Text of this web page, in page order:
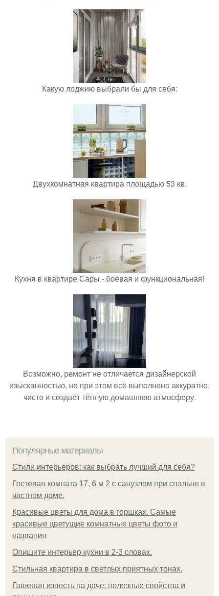
Какую лоджию выбрали бы для себя:
Двухкомнатная квартира площадью 53 кв.
Кухня в квартире Сары - боевая и функциональная!
Возможно, ремонт не отличается дизайнерской
изысканностью, но при этом всё выполнено аккуратно,
чисто и создаёт тёплую домашнюю атмосферу.
Популярные материалы
Стили интерьеров: как выбрать лучший для себя?
Гостевая комната 17, 6 м 2 с санузлом при спальне в
частном доме.
Красивые цветы для дома в горшках. Самые
красивые цветущие комнатные цветы фото и
названия
Опишите интерьер кухни в 2-3 словах.
Стильная квартира в светлых приятных тонах.
Гашеная известь на даче: полезные свойства и